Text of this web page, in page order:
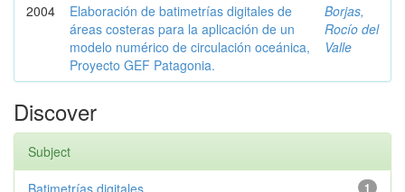
2004
Elaboración de batimetrías digitales de
áreas costeras para la aplicación de un
modelo numérico de circulación oceánica,
Proyecto GEF Patagonia.
Borjas,
Rocío del
Valle
Discover
Subject
1
Batimetrías digitales